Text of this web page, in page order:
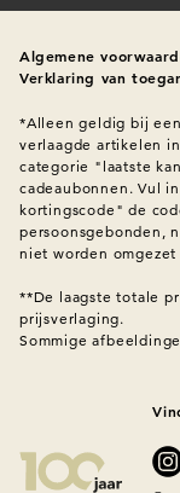
Algemene
Verklaring van
*Alleen geldig bij
verlaagde artikelen
categorie "laatste
cadeaubonnen. Vul
kortingscode" de
persoonsgebonden,
niet worden
**De laagste totale
Sommige